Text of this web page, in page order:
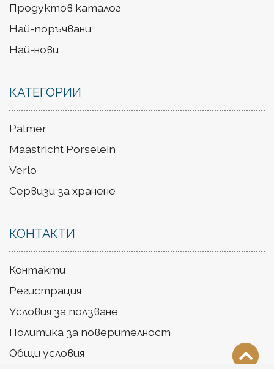
Продуктов каталог
Най-поръчвани
Най-нови
КАТЕГОРИИ
Palmer
Maastricht Porselein
Verlo
Сервизи за хранене
КОНТАКТИ
Контакти
Регистрация
Условия за ползване
Политика за поверителност
Общи условия